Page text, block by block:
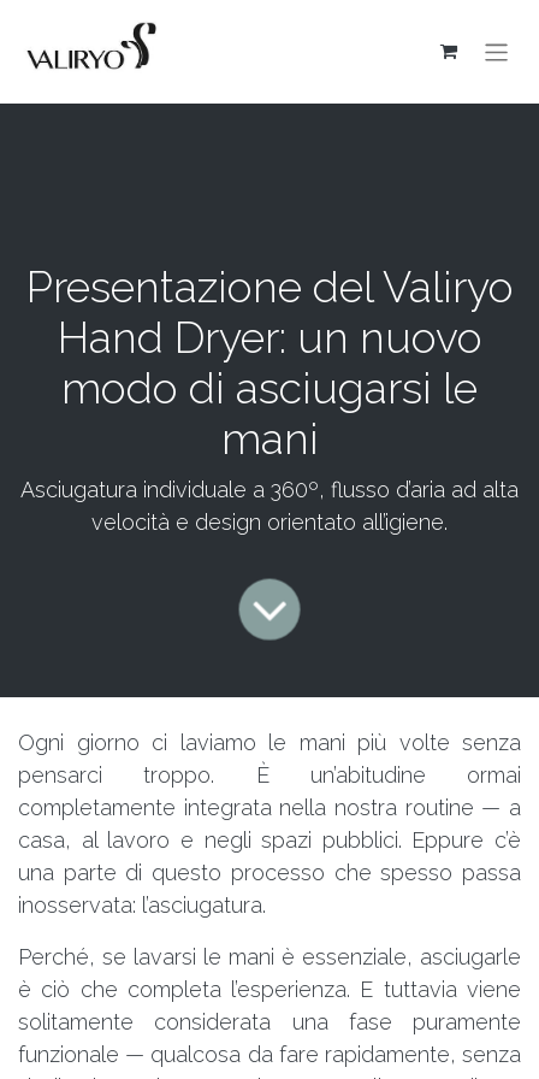
Presentazione del Valiryo
Hand Dryer: un nuovo
modo di asciugarsi le
mani
Asciugatura individuale a 360º, flusso d’aria ad alta
velocità e design orientato all’igiene.
Ogni giorno ci laviamo le mani più volte senza
pensarci troppo. È un’abitudine ormai
completamente integrata nella nostra routine — a
casa, al lavoro e negli spazi pubblici. Eppure c’è
una parte di questo processo che spesso passa
inosservata: l’asciugatura.
Perché, se lavarsi le mani è essenziale, asciugarle
è ciò che completa l’esperienza. E tuttavia viene
solitamente considerata una fase puramente
funzionale — qualcosa da fare rapidamente, senza